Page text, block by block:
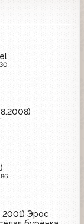
2001) Эрос